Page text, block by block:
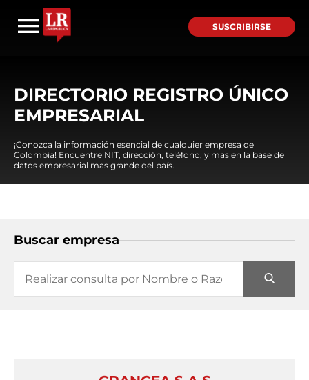
SUSCRIBIRSE
DIRECTORIO REGISTRO ÚNICO
EMPRESARIAL
¡Conozca la información esencial de cualquier empresa de
Colombia! Encuentre NIT, dirección, teléfono, y mas en la base de
datos empresarial mas grande del país.
Buscar empresa